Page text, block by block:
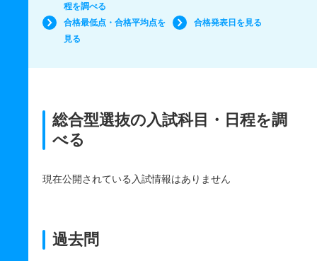
程を調べる
合格最低点・合格平均点を
見る
合格発表日を見る
総合型選抜の入試科目・日程を調
べる
現在公開されている入試情報はありません
過去問